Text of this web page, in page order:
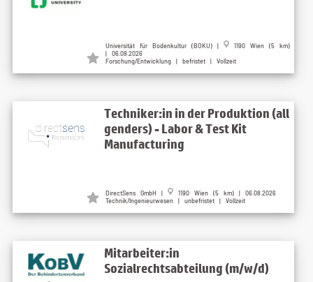
Universität für Bodenkultur (BOKU) |
1190 Wien (5 km)
| 06.08.2026
Forschung/Entwicklung | befristet | Vollzeit
Techniker:in in der Produktion (all
genders) - Labor & Test Kit
Manufacturing
DirectSens GmbH |
1190 Wien (5 km) | 06.08.2026
Technik/Ingenieurwesen | unbefristet | Vollzeit
Mitarbeiter:in
Sozialrechtsabteilung (m/w/d)